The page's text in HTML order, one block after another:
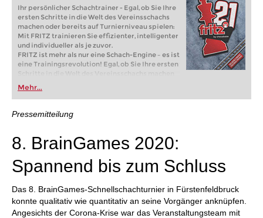
Ihr persönlicher Schachtrainer - Egal, ob Sie Ihre
ersten Schritte in die Welt des Vereinsschachs
machen oder bereits auf Turnierniveau spielen:
Mit FRITZ trainieren Sie effizienter, intelligenter
und individueller als je zuvor.
FRITZ ist mehr als nur eine Schach-Engine – es ist
eine Trainingsrevolution! Egal, ob Sie Ihre ersten
Schritte in die Welt des Vereinsschachs machen
oder bereits auf Turnierniveau spielen: Mit
FRITZ trainieren Sie effizienter, intelligenter und
individueller als je zuvor.
Mehr...
Pressemitteilung
8. BrainGames 2020:
Spannend bis zum Schluss
Das 8. BrainGames-Schnellschachturnier in Fürstenfeldbruck
konnte qualitativ wie quantitativ an seine Vorgänger anknüpfen.
Angesichts der Corona-Krise war das Veranstaltungsteam mit